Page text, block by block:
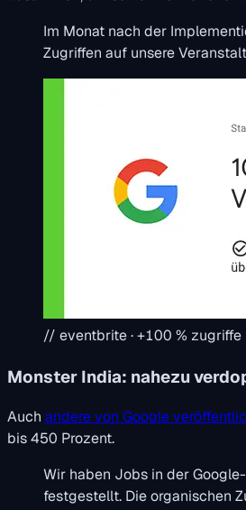
Im Monat nach der
Zugriffen auf unsere
// eventbrite · +100 % zugriffe
Monster India: nahezu
Auch andere von Google
bis 450 Prozent.
Wir haben Jobs in der
festgestellt. Die organischen